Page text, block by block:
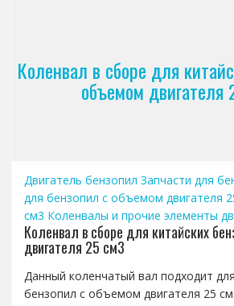
Коленвал в сборе для
объемом двигателя
Двигатель бензопил Запчасти для
для бензопил с объемом двигателя
см3 Коленвалы и прочие элементы
Коленвал в сборе для китайских
двигателя 25 см3
Данный коленчатый вал подходит
бензопил с объемом двигателя 25